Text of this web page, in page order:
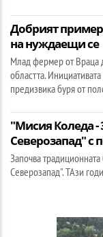
Добрият
на нуждаещи се
Млад фермер от Враца
областта.
предизвика буря от
"Мисия Коледа -
Северозапад" с
Започва
Северозапад". ТАзи